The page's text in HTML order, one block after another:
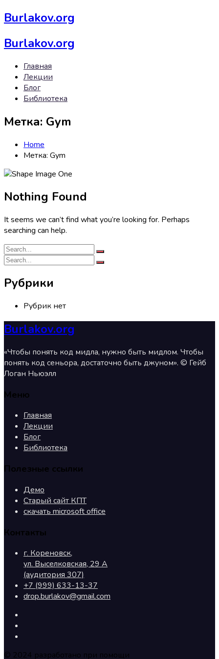
Burlakov.org
Burlakov.org
Главная
Лекции
Блог
Библиотека
Метка: Gym
Home
Метка: Gym
Nothing Found
It seems we can’t find what you’re looking for. Perhaps
searching can help.
Рубрики
Рубрик нет
Burlakov.org
«Чтобы понять код мидла, нужно быть мидлом. Чтобы
понять код сеньора, достаточно быть джуном». © Гейб
Логан Ньюэлл
Меню
Главная
Лекции
Блог
Библиотека
Полезные ссылки
Демо
Старый сайт КПТ
скачать microsoft office
Контакты
г. Кореновск,
ул. Выселковская, 29 А
(аудитория 307)
+7 (999) 633-13-37
drop.burlakov@gmail.com
© 2024 разработано при помощи